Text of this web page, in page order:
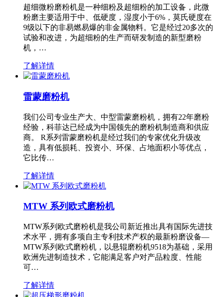
超细微粉磨粉机是一种细粉及超细粉的加工设备，此微
粉磨主要适用于中、低硬度，湿度小于6%，莫氏硬度在
9级以下的非易燃易爆的非金属物料。它是经过20多次的
试验和改进，为超细粉的生产而研发制造的新型磨粉
机，…
了解详情
雷蒙磨粉机
我们公司专业生产大、中型雷蒙磨粉机，拥有22年磨粉
经验，科菲达已经成为中国领先的磨粉机制造商和供应
商。 R系列雷蒙磨粉机是经过我们的专家优化升级改
造，具有低损耗、投资小、环保、占地面积小等优点，
它比传…
了解详情
MTW 系列欧式磨粉机
MTW系列欧式磨粉机是我公司新近推出具有国际先进技
术水平，拥有多项自主专利技术产权的最新粉磨设备—
MTW系列欧式磨粉机，以悬辊磨粉机9518为基础，采用
欧洲先进制造技术，它能满足客户对产品粒度、性能
可…
了解详情